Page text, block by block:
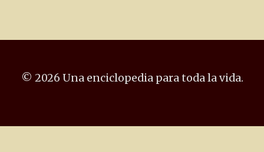
© 2026 Una enciclopedia para toda la vida.